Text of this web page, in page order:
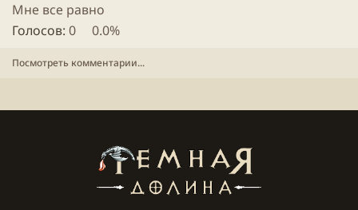
Мне все равно
Голосов: 0 0.0%
Посмотреть комментарии...